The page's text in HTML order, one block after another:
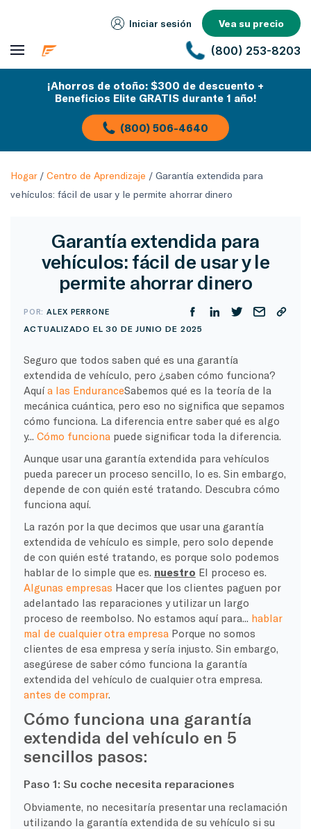
Iniciar sesión Vea su precio
(800) 253-8203
¡Ahorros de otoño: $300 de descuento +
Beneficios Elite GRATIS durante 1 año!
(800) 506-4640
Hogar/ Centro de Aprendizaje / Garantía extendida para
vehículos: fácil de usar y le permite ahorrar dinero
Garantía extendida para
vehículos: fácil de usar y le
permite ahorrar dinero
POR:ALEX PERRONE
ACTUALIZADO EL 30 DE JUNIO DE 2025
Seguro que todos saben qué es una garantía
extendida de vehículo, pero ¿saben cómo funciona?
Aquí a las EnduranceSabemos qué es la teoría de la
mecánica cuántica, pero eso no significa que sepamos
cómo funciona. La diferencia entre saber qué es algo
y... Cómo funcionapuede significar toda la diferencia.
Aunque usar una garantía extendida para vehículos
pueda parecer un proceso sencillo, lo es. Sin embargo,
depende de con quién esté tratando. Descubra cómo
funciona aquí.
La razón por la que decimos que usar una garantía
extendida de vehículo es simple, pero solo depende
de con quién esté tratando, es porque solo podemos
hablar de lo simple que es. nuestro El proceso es.
Algunas empresas Hacer que los clientes paguen por
adelantado las reparaciones y utilizar un largo
proceso de reembolso. No estamos aquí para... hablar
mal de cualquier otra empresaPorque no somos
clientes de esa empresa y sería injusto. Sin embargo,
asegúrese de saber cómo funciona la garantía
extendida del vehículo de cualquier otra empresa.
antes de comprar.
Cómo funciona una garantía
extendida del vehículo en 5
sencillos pasos:
Paso 1: Su coche necesita reparaciones
Obviamente, no necesitaría presentar una reclamación
utilizando la garantía extendida de su vehículo si su